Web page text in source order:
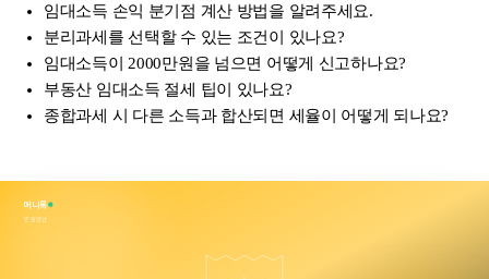
임대소득 손익 분기점 계산 방법을 알려주세요.
분리과세를 선택할 수 있는 조건이 있나요?
임대소득이 2000만원을 넘으면 어떻게 신고하나요?
부동산 임대소득 절세 팁이 있나요?
종합과세 시 다른 소득과 합산되면 세율이 어떻게 되나요?
머니룩
연말정산